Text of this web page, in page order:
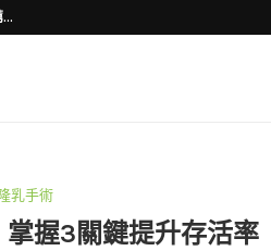
乳手術
掌握3關鍵提升存活率